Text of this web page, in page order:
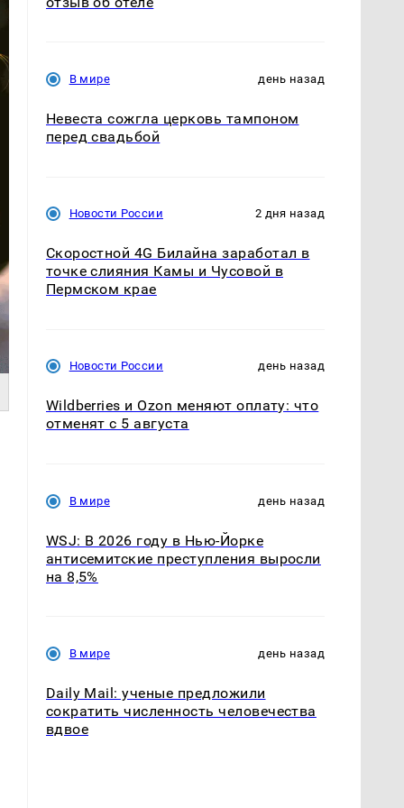
В мире день назад
Невеста сожгла церковь тампоном
перед свадьбой
Новости России 2 дня назад
Скоростной 4G Билайна заработал в
точке слияния Камы и Чусовой в
Пермском крае
Новости России день назад
Wildberries и Ozon меняют оплату: что
отменят с 5 августа
В мире день назад
WSJ: В 2026 году в Нью-Йорке
антисемитские преступления выросли
на 8,5%
В мире день назад
Daily Mail: ученые предложили
сократить численность человечества
вдвое